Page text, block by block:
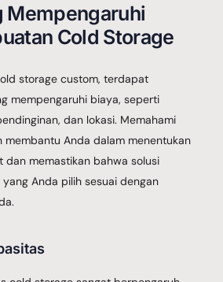
Mempengaruhi
Cold Storage
storage custom, terdapat
mempengaruhi biaya, seperti
dan lokasi. Memahami
membantu Anda dalam menentukan
dan memastikan bahwa solusi
Anda pilih sesuai dengan